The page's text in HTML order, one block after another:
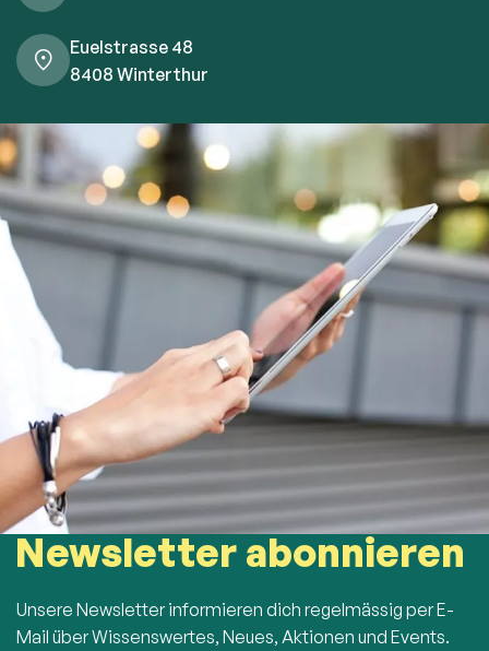
Euelstrasse 48
8408 Winterthur
Newsletter abonnieren
Unsere Newsletter informieren dich regelmässig per E-
Mail über Wissenswertes, Neues, Aktionen und Events.